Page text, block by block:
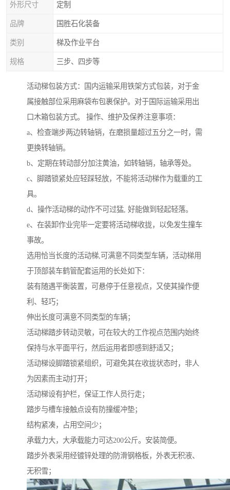
外形尺寸 定制
品牌 国胜石化装备
类别 梯及作业平台
规格 三步、四步等
活动梯包装方式：国内运输采用铁架方式包装，对于金
属接触部位采用麻袋布包裹保护。对于国际运输采用出
口木箱包装方式。 操作、维护及保养注意事项：
a、检查端步两边转轴销，在磨损量超过五分之一时，需
更换转轴销。
b、定期在转动部分加注黄油，如转轴销，轴承等处。
c、脚踏锁紧处应轻踩轻放，不能将活动梯作为载重的工
具。
d、操作活动梯的动作不可过猛, 好能做到轻起轻落。
e、在装卸作业完毕一定要将活动梯收拢，以免发生撞车
事故。
选用恰当长度的活动梯,可满意不同类型车辆，活动梯用
于顶部装车鹤管配套运用的长处如下：
装有随遇平衡装置，可悬停于任意视点，又使其操作便
利、轻巧；
伸出长度可满意不同类型的车辆；
活动梯踏步转动灵敏，可在较大的工作视点范围内始终
保持与水平面平行，然后运用者即感到舒适又；
活动梯设脚踏锁紧组织，可避免其在收拢状态时，非人
为因素而主动打开；
活动梯设有护栏，保证工作人员行走；
踏步与槽车接触点设有防撞缓冲垫；
结构紧凑，占用空间少；
承载力大，大承载能力可达200公斤。安装简便。
踏步外表采用经镀锌处理的防滑钢格板，外表无积液、
无积雪；